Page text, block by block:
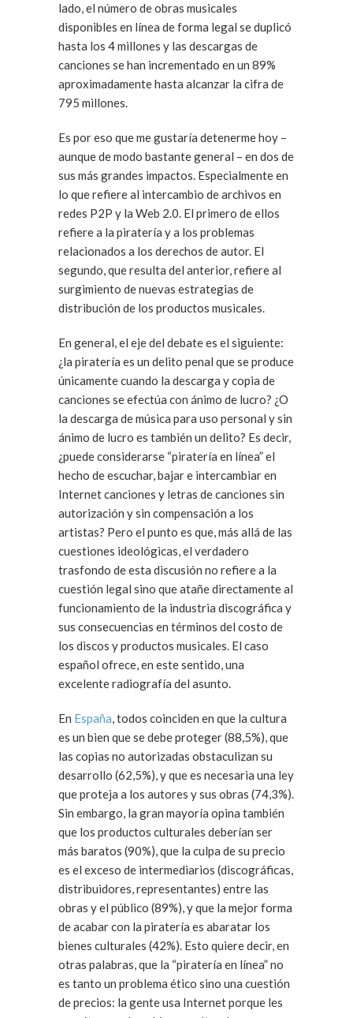
lado, el número de obras musicales
disponibles en línea de forma legal se duplicó
hasta los 4 millones y las descargas de
canciones se han incrementado en un 89%
aproximadamente hasta alcanzar la cifra de
795 millones.
Es por eso que me gustaría detenerme hoy –
aunque de modo bastante general – en dos de
sus más grandes impactos. Especialmente en
lo que refiere al intercambio de archivos en
redes P2P y la Web 2.0. El primero de ellos
refiere a la piratería y a los problemas
relacionados a los derechos de autor. El
segundo, que resulta del anterior, refiere al
surgimiento de nuevas estrategias de
distribución de los productos musicales.
En general, el eje del debate es el siguiente:
¿la piratería es un delito penal que se produce
únicamente cuando la descarga y copia de
canciones se efectúa con ánimo de lucro? ¿O
la descarga de música para uso personal y sin
ánimo de lucro es también un delito? Es decir,
¿puede considerarse “piratería en línea” el
hecho de escuchar, bajar e intercambiar en
Internet canciones y letras de canciones sin
autorización y sin compensación a los
artistas? Pero el punto es que, más allá de las
cuestiones ideológicas, el verdadero
trasfondo de esta discusión no refiere a la
cuestión legal sino que atañe directamente al
funcionamiento de la industria discográfica y
sus consecuencias en términos del costo de
los discos y productos musicales. El caso
español ofrece, en este sentido, una
excelente radiografía del asunto.
En España, todos coinciden en que la cultura
es un bien que se debe proteger (88,5%), que
las copias no autorizadas obstaculizan su
desarrollo (62,5%), y que es necesaria una ley
que proteja a los autores y sus obras (74,3%).
Sin embargo, la gran mayoría opina también
que los productos culturales deberían ser
más baratos (90%), que la culpa de su precio
es el exceso de intermediarios (discográficas,
distribuidores, representantes) entre las
obras y el público (89%), y que la mejor forma
de acabar con la piratería es abaratar los
bienes culturales (42%). Esto quiere decir, en
otras palabras, que la “piratería en línea” no
es tanto un problema ético sino una cuestión
de precios: la gente usa Internet porque les